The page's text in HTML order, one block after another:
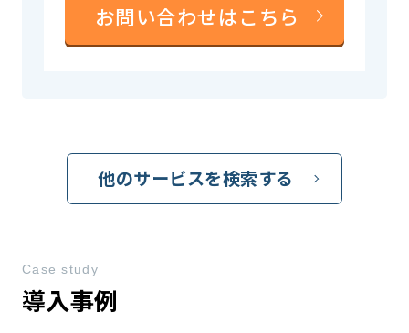
お問い合わせはこちら
他のサービスを検索する
導入事例
Case study